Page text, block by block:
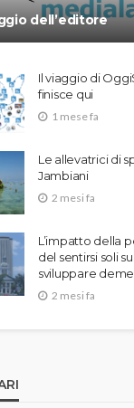
dell’editore
Il viaggio di
finisce qui
1 mese fa
Le allevatrici di
Jambiani
2 mesi fa
L’impatto della
del sentirsi soli
sviluppare
2 mesi fa